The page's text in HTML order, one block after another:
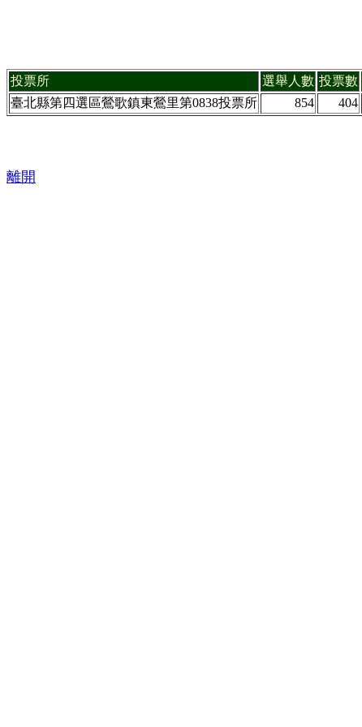
投票所 選舉人數 投票數
臺北縣第四選區鶯歌鎮東鶯里第0838投票所
854 404
離開